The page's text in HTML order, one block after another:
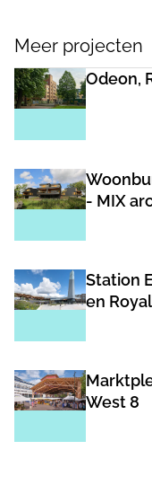
Meer projecten
Odeon,
- MIX
Station
en
West 8